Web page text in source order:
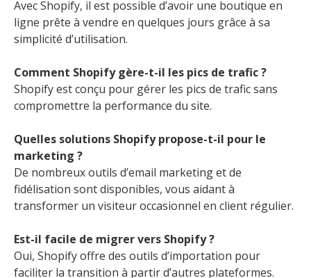
Avec Shopify, il est possible d’avoir une boutique en
ligne prête à vendre en quelques jours grâce à sa
simplicité d’utilisation.
Comment Shopify gère-t-il les pics de trafic ?
Shopify est conçu pour gérer les pics de trafic sans
compromettre la performance du site.
Quelles solutions Shopify propose-t-il pour le
marketing ?
De nombreux outils d’email marketing et de
fidélisation sont disponibles, vous aidant à
transformer un visiteur occasionnel en client régulier.
Est-il facile de migrer vers Shopify ?
Oui, Shopify offre des outils d’importation pour
faciliter la transition à partir d’autres plateformes.